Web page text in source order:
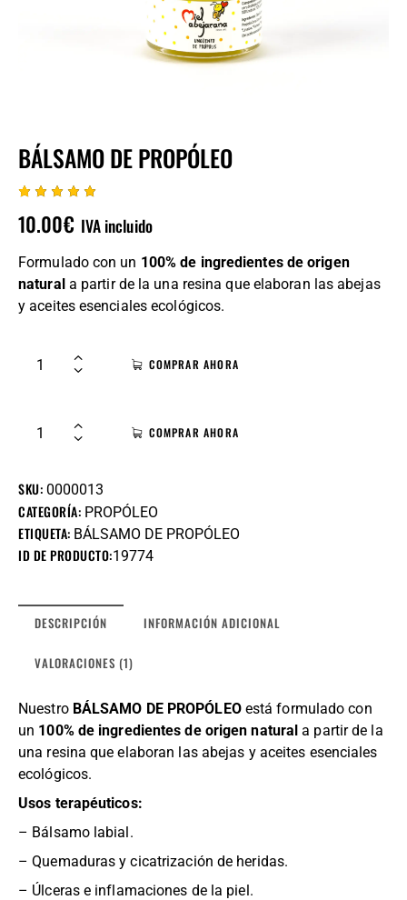
BÁLSAMO DE PROPÓLEO
con5.00
de 5 en
valoració
cliente
10.00€ IVA incluido
Formulado con un 100% de ingredientes de origen
natural a partir de la una resina que elaboran las abejas
y aceites esenciales ecológicos.
COMPRAR AHORA
COMPRAR AHORA
SKU: 0000013
CATEGORÍA: PROPÓLEO
ETIQUETA: BÁLSAMO DE PROPÓLEO
ID DE PRODUCTO:19774
DESCRIPCIÓN INFORMACIÓN ADICIONAL
VALORACIONES (1)
Nuestro BÁLSAMO DE PROPÓLEOestá formulado con
un 100% de ingredientes de origen naturala partir de la
una resina que elaboran las abejas y aceites esenciales
ecológicos.
Usos terapéuticos:
– Bálsamo labial.
– Quemaduras y cicatrización de heridas.
– Úlceras e inflamaciones de la piel.